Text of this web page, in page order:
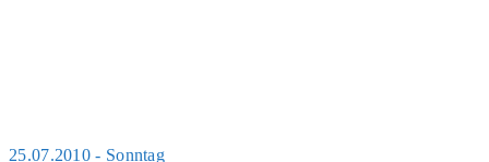
25.07.2010 - Sonn­tag